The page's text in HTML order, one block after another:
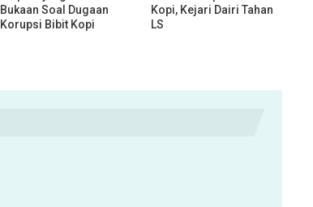
Bukaan Soal Dugaan
Korupsi Bibit Kopi
Kopi, Kejari Dairi Tahan
LS